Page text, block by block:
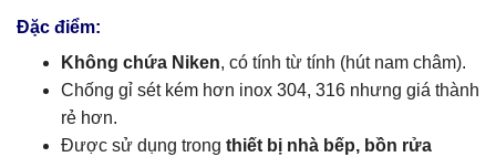
Đặc điểm:
Không chứa Niken, có tính từ tính (hút nam châm).
Chống gỉ sét kém hơn inox 304, 316 nhưng giá thành
rẻ hơn.
Được sử dụng trong thiết bị nhà bếp, bồn rửa